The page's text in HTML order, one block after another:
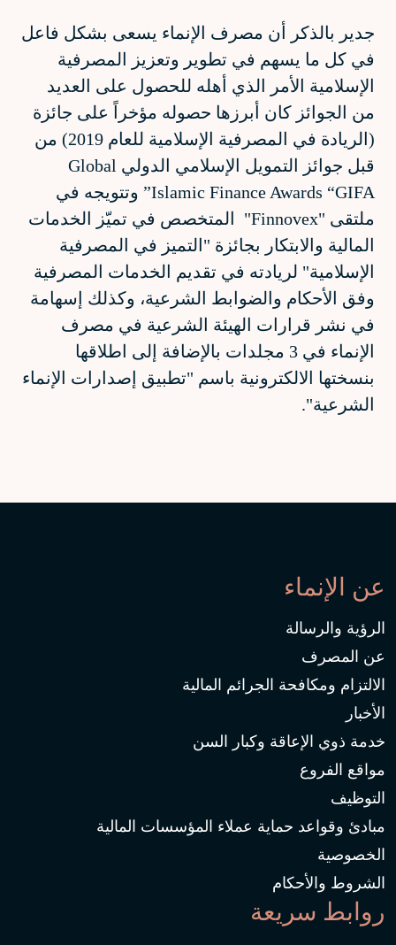
جدير بالذكر أن مصرف الإنماء يسعى بشكل فاعل
في كل ما يسهم في تطوير وتعزيز المصرفية
الإسلامية الأمر الذي أهله للحصول على العديد
من الجوائز كان أبرزها حصوله مؤخراً على جائزة
(الريادة في المصرفية الإسلامية للعام 2019) من
قبل جوائز التمويل الإسلامي الدولي Global
Islamic Finance Awards “GIFA” وتتويجه في
ملتقى "Finnovex" المتخصص في تميّز الخدمات
المالية والابتكار بجائزة "التميز في المصرفية
الإسلامية" لريادته في تقديم الخدمات المصرفية
وفق الأحكام والضوابط الشرعية، وكذلك إسهامة
في نشر قرارات الهيئة الشرعية في مصرف
الإنماء في 3 مجلدات بالإضافة إلى اطلاقها
بنسختها الالكترونية باسم "تطبيق إصدارات الإنماء
الشرعية".
عن الإنماء
الرؤية والرسالة
عن المصرف
الالتزام ومكافحة الجرائم المالية
الأخبار
خدمة ذوي الإعاقة وكبار السن
مواقع الفروع
التوظيف
مبادئ وقواعد حماية عملاء المؤسسات المالية
الخصوصية
الشروط والأحكام
روابط سريعة